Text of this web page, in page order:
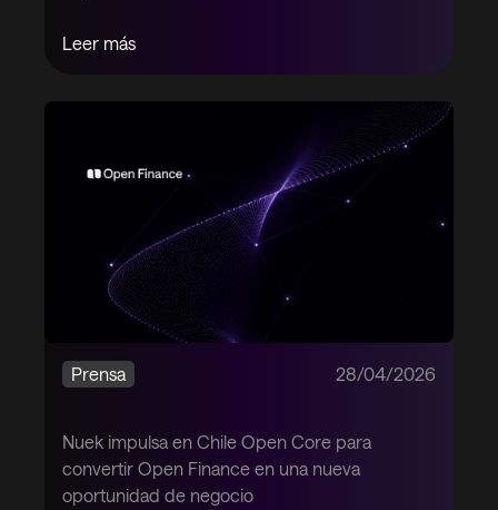
Leer más
Prensa 28/04/2026
Nuek impulsa en Chile Open Core para
convertir Open Finance en una nueva
oportunidad de negocio